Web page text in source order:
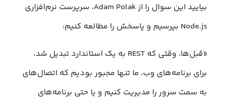
بیایید این سوال را از Adam Polak، سرپرست نرم‌افزاری
Node.js بپرسیم و پاسخش را مطالعه کنیم:
«قبل‌ها، وقتی که REST به یک استاندارد تبدیل شد،
برای برنامه‌های وب، ما تنها مجبور بودیم که اتصال‌های
به سمت سرور را مدیریت کنیم و یا حتی برنامه‌های